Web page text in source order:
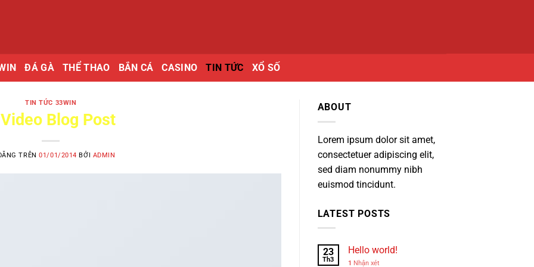
ĐÁ GÀ THỂ THAO BẮN CÁ CASINO TIN TỨC XỔ SỐ
TIN TỨC 33WIN
Blog Post
TRÊN01/01/2014 BỞI ADMIN
ABOUT
Lorem ipsum dolor sit amet,
consectetuer adipiscing elit,
sed diam nonummy nibh
euismod tincidunt.
LATEST POSTS
23
Th3
Hello world!
1 Nhận xét